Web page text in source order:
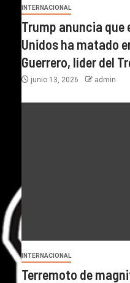
INTERNACIONAL
Trump anuncia que
Unidos ha matado
Guerrero, líder del
junio 13, 2026 admin
INTERNACIONAL
Terremoto de